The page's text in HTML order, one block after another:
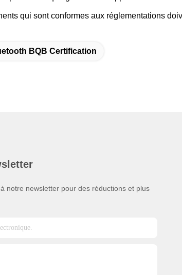
qui sont conformes aux réglementations
BQB Certification
notre newsletter pour des réductions et plus